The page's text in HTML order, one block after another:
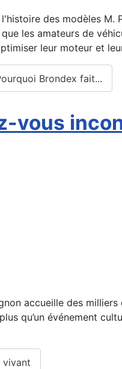
des modèles
les amateurs de
leur moteur et
Brondex fait...
vous
accueille des
qu’un événement
vivant